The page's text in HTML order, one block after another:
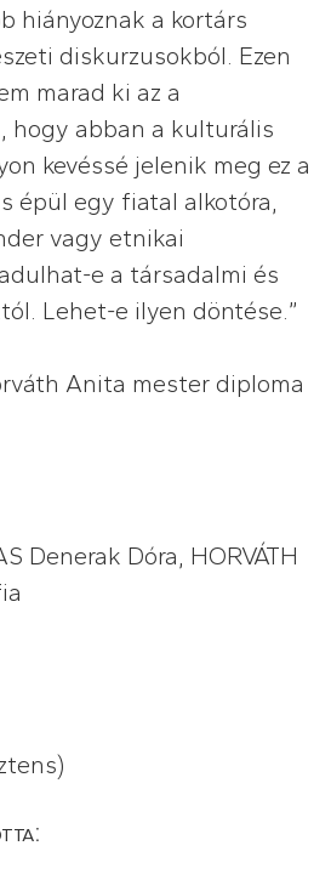
hiányoznak a kortárs
diskurzusokból. Ezen
marad ki az a
hogy abban a kulturális
kevéssé jelenik meg ez a
épül egy fiatal alkotóra,
vagy etnikai
e a társadalmi és
Lehet-e ilyen döntése.”
Anita mester diploma
Denerak Dóra, HORVÁTH